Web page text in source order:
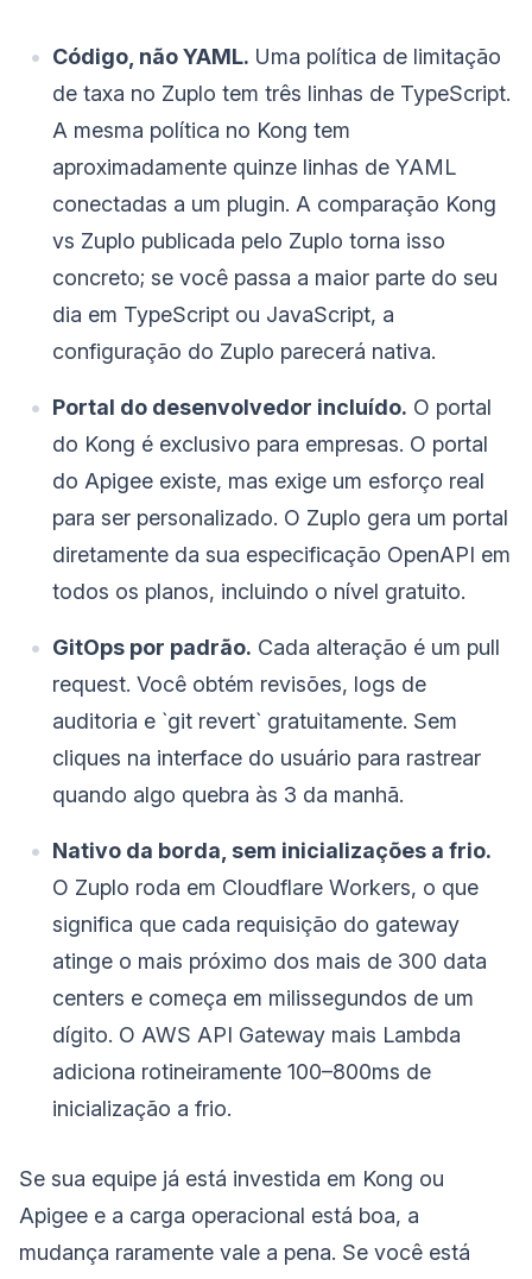
Código, não YAML. Uma política de limitação
de taxa no Zuplo tem três linhas de TypeScript.
A mesma política no Kong tem
aproximadamente quinze linhas de YAML
conectadas a um plugin. A comparação Kong
vs Zuplo publicada pelo Zuplo torna isso
concreto; se você passa a maior parte do seu
dia em TypeScript ou JavaScript, a
configuração do Zuplo parecerá nativa.
Portal do desenvolvedor incluído. O portal
do Kong é exclusivo para empresas. O portal
do Apigee existe, mas exige um esforço real
para ser personalizado. O Zuplo gera um portal
diretamente da sua especificação OpenAPI em
todos os planos, incluindo o nível gratuito.
GitOps por padrão. Cada alteração é um pull
request. Você obtém revisões, logs de
auditoria e `git revert` gratuitamente. Sem
cliques na interface do usuário para rastrear
quando algo quebra às 3 da manhã.
Nativo da borda, sem inicializações a frio.
O Zuplo roda em Cloudflare Workers, o que
significa que cada requisição do gateway
atinge o mais próximo dos mais de 300 data
centers e começa em milissegundos de um
dígito. O AWS API Gateway mais Lambda
adiciona rotineiramente 100–800ms de
inicialização a frio.
Se sua equipe já está investida em Kong ou
Apigee e a carga operacional está boa, a
mudança raramente vale a pena. Se você está